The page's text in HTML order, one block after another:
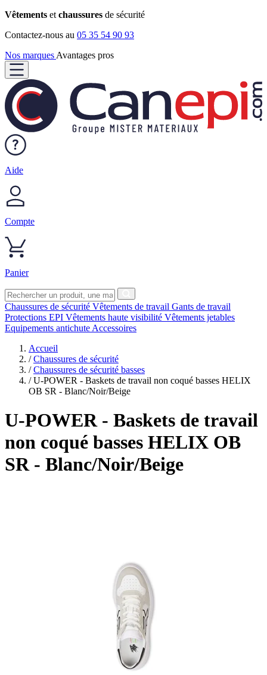
Vêtements et chaussures de sécurité
Contactez-nous au 05 35 54 90 93
Nos marques Avantages pros
Aide
Compte
Panier
Chaussures de sécurité Vêtements de travail Gants de travail
Protections EPI Vêtements haute visibilité Vêtements jetables
Equipements antichute Accessoires
Accueil
/ Chaussures de sécurité
/ Chaussures de sécurité basses
/ U-POWER - Baskets de travail non coqué basses HELIX
OB SR - Blanc/Noir/Beige
U-POWER - Baskets de travail
non coqué basses HELIX OB
SR - Blanc/Noir/Beige